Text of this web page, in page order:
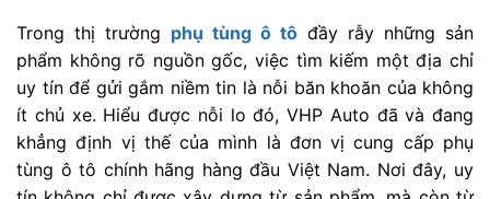
Trong thị trường phụ tùng ô tô đầy rẫy những sản
phẩm không rõ nguồn gốc, việc tìm kiếm một địa chỉ
uy tín để gửi gắm niềm tin là nỗi băn khoăn của không
ít chủ xe. Hiểu được nỗi lo đó, VHP Auto đã và đang
khẳng định vị thế của mình là đơn vị cung cấp phụ
tùng ô tô chính hãng hàng đầu Việt Nam. Nơi đây, uy